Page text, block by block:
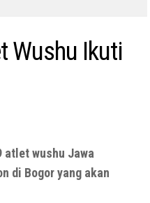
Wushu Ikuti
atlet wushu Jawa
di Bogor yang akan